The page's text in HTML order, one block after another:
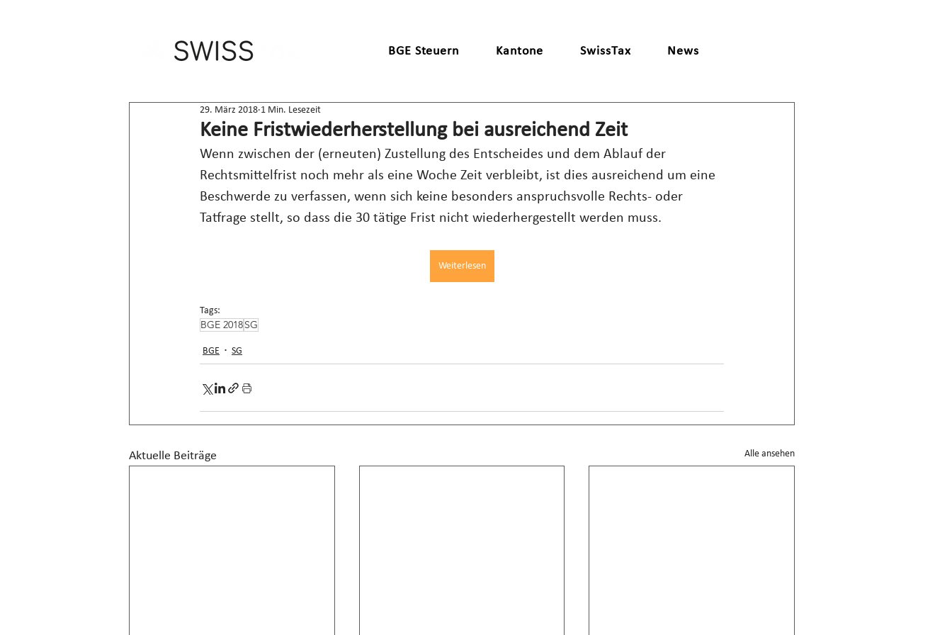
BGE Steuern Kantone SwissTax News
Keine Fristwiederherstellung bei ausreichend Zeit
29. März 2018 1 Min. Lesezeit
Wenn zwischen der (erneuten) Zustellung des Entscheides und dem Ablauf der
Rechtsmittelfrist noch mehr als eine Woche Zeit verbleibt, ist dies ausreichend um eine
Beschwerde zu verfassen, wenn sich keine besonders anspruchsvolle Rechts- oder
Tatfrage stellt, so dass die 30 tätige Frist nicht wiederhergestellt werden muss.
Weiterlesen
Tags:
BGE 2018SG
BGE SG
Aktuelle Beiträge Alle ansehen